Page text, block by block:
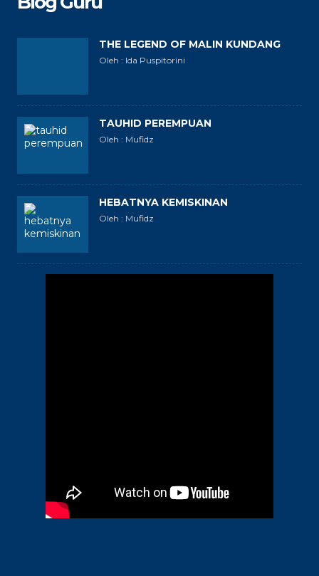
THE LEGEND OF MALIN KUNDANG
Oleh : Ida Puspitorini
TAUHID PEREMPUAN
Oleh : Mufidz
HEBATNYA KEMISKINAN
Oleh : Mufidz